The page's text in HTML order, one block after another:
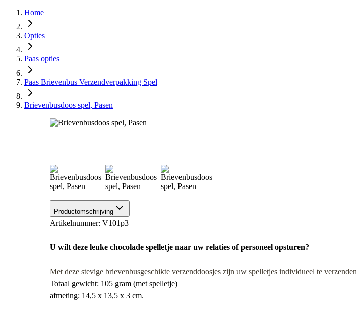
Home
Opties
Paas opties
Paas Brievenbus Verzendverpakking Spel
Brievenbusdoos spel, Pasen
Productomschrijving
Artikelnummer: V101p3
U wilt deze leuke chocolade spelletje naar uw relaties of personeel opsturen?
Met deze stevige brievenbusgeschikte verzenddoosjes zijn uw spelletjes individueel te verzenden
Totaal gewicht: 105 gram (met spelletje)
afmeting: 14,5 x 13,5 x 3 cm.